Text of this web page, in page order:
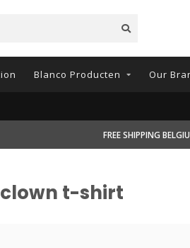
Blanco Producten Our
FREE SHIPPING
t-shirt